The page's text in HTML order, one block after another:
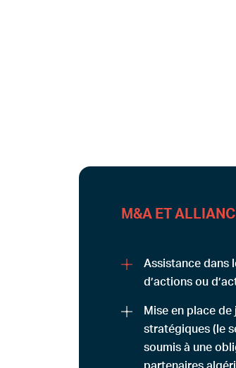
M&A ET
Assistance dans
d’actions ou
Mise en place
stratégiques (le
soumis à une